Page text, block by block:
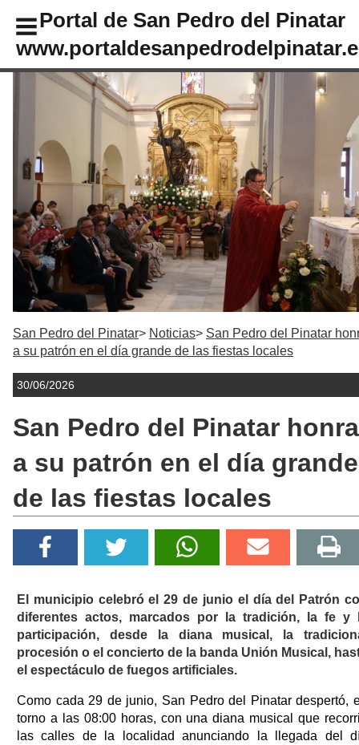
Portal de San Pedro del Pinatar
San Pedro del Pinatar Noticias
San Pedro del Pinatar
a su patrón en el día grande de las fiestas locales
30/06/2026
San Pedro del Pinatar honra
a su patrón en el día grande
de las fiestas locales
El municipio celebró el 29 de junio el día del Patrón
diferentes actos, marcados por la tradición, la fe y
participación, desde la diana musical, la
procesión o el concierto de la banda Unión Musical,
el espectáculo de fuegos artificiales.
Como cada 29 de junio, San Pedro del Pinatar despertó,
torno a las 08:00 horas, con una diana musical que
las calles de la localidad anunciando la llegada del